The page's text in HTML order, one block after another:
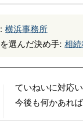
横浜事務所
選んだ決め手: 相
ていねいに対応
今後も何かあれ